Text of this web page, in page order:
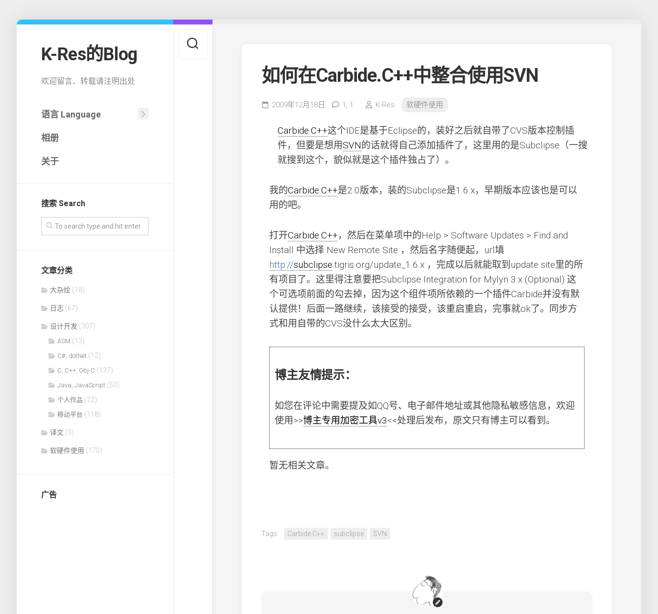
K-Res的Blog
欢迎留言、转载请注明出处
语言 Language
相册
关于
搜索 Search
文章分类
大杂烩 (18)
日志(67)
设计开发 (307)
ASM (13)
C#, dotNet(12)
C, C++, Obj-C (137)
Java, JavaScript(50)
个人作品 (22)
移动平台 (118)
译文(3)
软硬件使用 (170)
广告
如何在Carbide.C++中整合使用SVN
2009年12月18日 1, 1 K-Res 软硬件使用
Carbide.C++这个IDE是基于Eclipse的，装好之后就自带了CVS版本控制插
件，但要是想用SVN的话就得自己添加插件了，这里用的是Subclipse（一搜
就搜到这个，貌似就是这个插件独占了）。
我的Carbide.C++是2.0版本，装的Subclipse是1.6.x，早期版本应该也是可以
用的吧。
打开Carbide.C++，然后在菜单项中的Help > Software Updates > Find and
Install 中选择 New Remote Site ，然后名字随便起，url填
http://subclipse.tigris.org/update_1.6.x ，完成以后就能取到update site里的所
有项目了。这里得注意要把Subclipse Integration for Mylyn 3.x (Optional) 这
个可选项前面的勾去掉，因为这个组件项所依赖的一个插件Carbide并没有默
认提供！后面一路继续，该接受的接受，该重启重启，完事就ok了。同步方
式和用自带的CVS没什么太大区别。
博主友情提示：
如您在评论中需要提及如QQ号、电子邮件地址或其他隐私敏感信息，欢迎
使用>>博主专用加密工具v3<<处理后发布，原文只有博主可以看到。
暂无相关文章。
Tags: Carbide.C++ subclipse SVN